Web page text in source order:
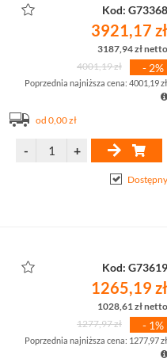
Kod: G73368
3921,17 zł
3187,94 zł netto
4001,19 zł
- 2%
Poprzednia najniższa cena: 4001,19 zł
od 0,00 zł
Dostępny
Kod: G73619
1265,19 zł
1028,61 zł netto
1277,97 zł
- 1%
Poprzednia najniższa cena: 1277,97 zł